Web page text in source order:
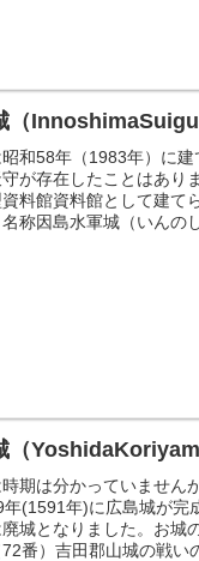
（
和58年（1983年）に
が存在したことはあり
料館資料館として建て
名称因島水軍城（いんの
（
期は分かっていません
(1591年)に広島城が完
城となりました。お城
番）吉田郡山城の戦い